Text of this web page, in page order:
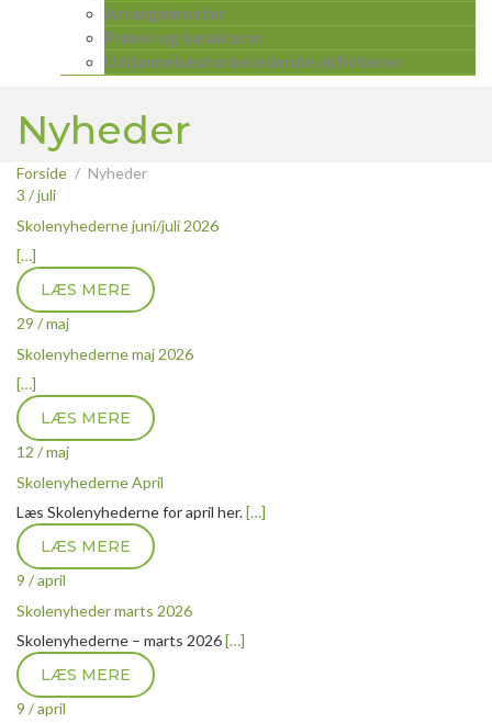
Arrangementer
Prøver og karakterer
Uddannelsesforberedende aktiviteter
Nyheder
Forside
Nyheder
3 / juli
Skolenyhederne juni/juli 2026
[…]
LÆS MERE
29 / maj
Skolenyhederne maj 2026
[…]
LÆS MERE
12 / maj
Skolenyhederne April
Læs Skolenyhederne for april her.[…]
LÆS MERE
9 / april
Skolenyheder marts 2026
Skolenyhederne – marts 2026[…]
LÆS MERE
9 / april